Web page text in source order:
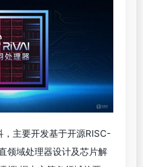
主要开发基于开源RISC-
领域处理器设计及芯片解